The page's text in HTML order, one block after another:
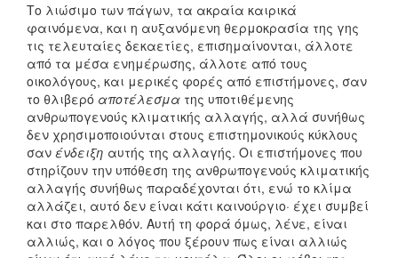
Το λιώσιμο των πάγων, τα ακραία καιρικά
φαινόμενα, και η αυξανόμενη θερμοκρασία της γης
τις τελευταίες δεκαετίες, επισημαίνονται, άλλοτε
από τα μέσα ενημέρωσης, άλλοτε από τους
οικολόγους, και μερικές φορές από επιστήμονες, σαν
το θλιβερό αποτέλεσμα της υποτιθέμενης
ανθρωπογενούς κλιματικής αλλαγής, αλλά συνήθως
δεν χρησιμοποιούνται στους επιστημονικούς κύκλους
σαν ένδειξη αυτής της αλλαγής. Οι επιστήμονες που
στηρίζουν την υπόθεση της ανθρωπογενούς κλιματικής
αλλαγής συνήθως παραδέχονται ότι, ενώ το κλίμα
αλλάζει, αυτό δεν είναι κάτι καινούργιο· έχει συμβεί
και στο παρελθόν. Αυτή τη φορά όμως, λένε, είναι
αλλιώς, και ο λόγος που ξέρουν πως είναι αλλιώς